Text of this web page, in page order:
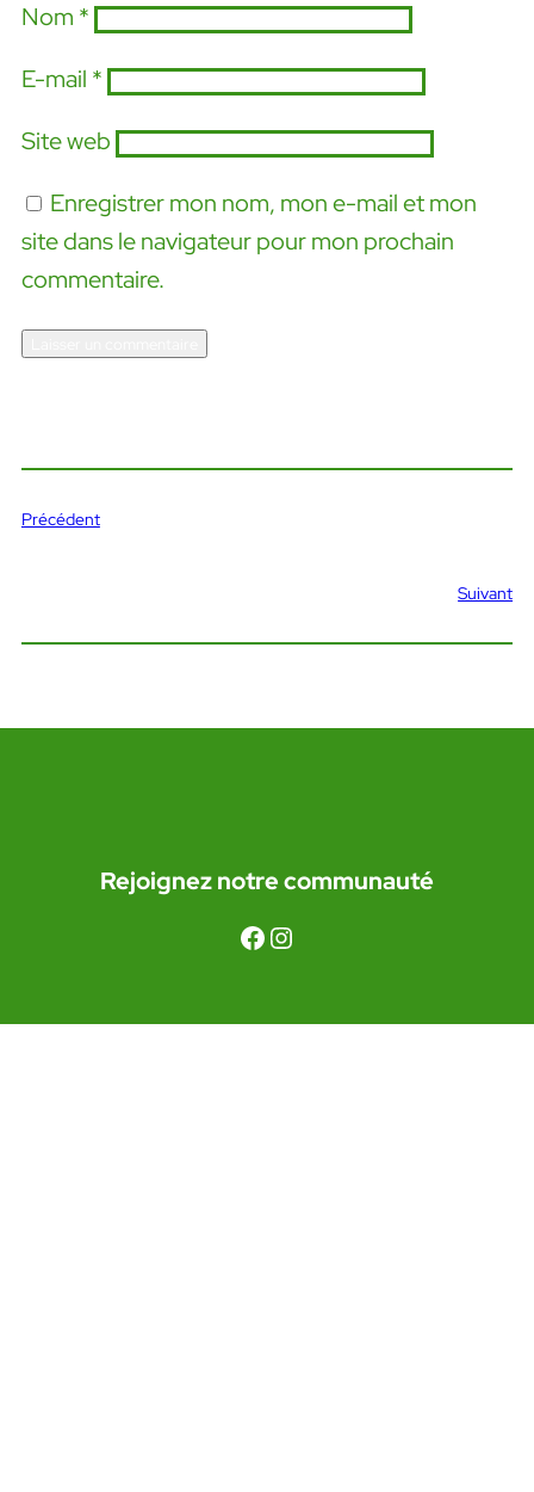
Nom *
E-mail *
Site web
Enregistrer mon nom, mon e-mail et mon
site dans le navigateur pour mon prochain
commentaire.
Précédent
Suivant
Rejoignez notre communauté
Facebook
Instagram